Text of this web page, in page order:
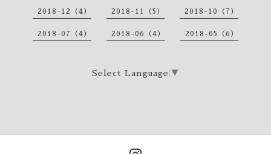
2018-12（4） 2018-11（5） 2018-10（7）
2018-07（4） 2018-06（4） 2018-05（6）
Select Language ▼